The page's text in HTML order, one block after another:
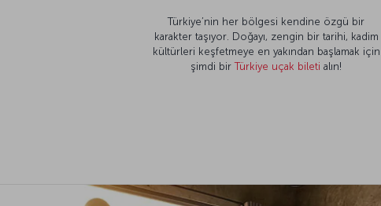
Türkiye’nin her bölgesi kendine özgü bir
karakter taşıyor. Doğayı, zengin bir tarihi, kadim
kültürleri keşfetmeye en yakından başlamak için
şimdi birTürkiye uçak bileti alın!